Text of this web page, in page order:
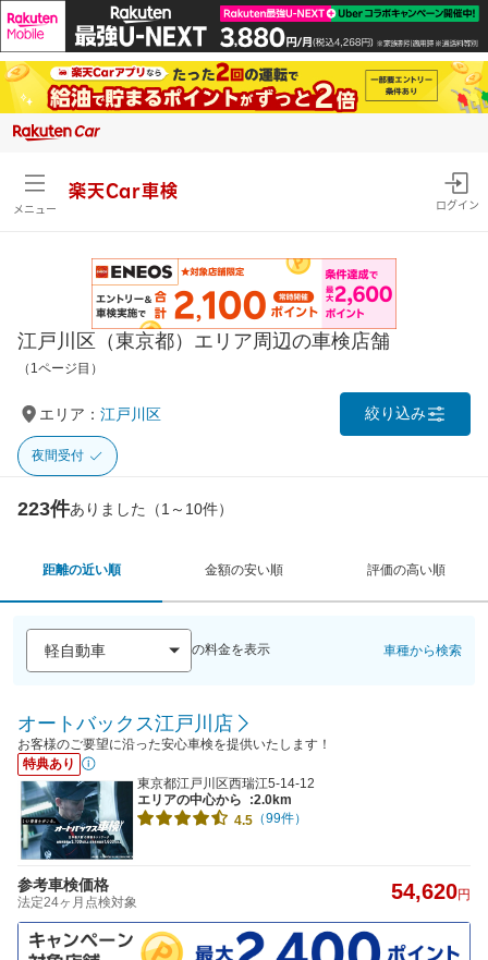
メニュー
楽天Car車検
ログイン
江戸川区（東京都）エリア周辺の車検店舗
（1ページ目）
エリア： 江戸川区 絞り込み
夜間受付
223件ありました（1～10件）
距離の近い順 金額の安い順 評価の高い順
の料金を表示 車種から検索
オートバックス江戸川店
お客様のご要望に沿った安心車検を提供いたします！
特典あり
東京都江戸川区西瑞江5-14-12
エリアの中心から
:2.0km
4.5 （99件）
参考車検価格
法定24ヶ月点検対象 54,620円